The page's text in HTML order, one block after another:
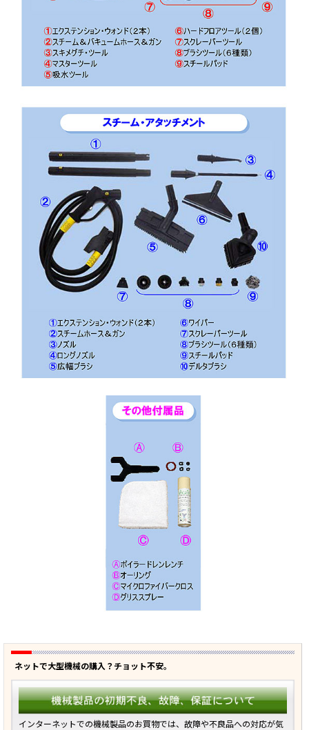
ネットで大型機械の購入？チョット不安。
インターネットでの機械製品のお買物では、故障や不良品への対応が気